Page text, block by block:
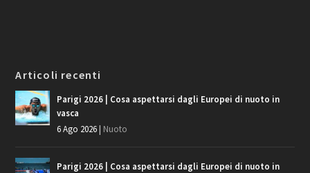
Articoli recenti
Parigi 2026 | Cosa aspettarsi dagli Europei di nuoto in
vasca
6 Ago 2026| Nuoto
Parigi 2026 | Cosa aspettarsi dagli Europei di nuoto in